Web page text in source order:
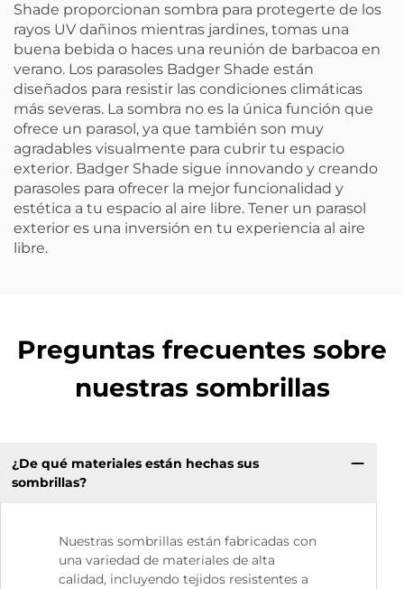
Shade proporcionan sombra para protegerte de los
rayos UV dañinos mientras jardines, tomas una
buena bebida o haces una reunión de barbacoa en
verano. Los parasoles Badger Shade están
diseñados para resistir las condiciones climáticas
más severas. La sombra no es la única función que
ofrece un parasol, ya que también son muy
agradables visualmente para cubrir tu espacio
exterior. Badger Shade sigue innovando y creando
parasoles para ofrecer la mejor funcionalidad y
estética a tu espacio al aire libre. Tener un parasol
exterior es una inversión en tu experiencia al aire
libre.
Preguntas frecuentes sobre
nuestras sombrillas
¿De qué materiales están hechas sus
sombrillas?
Nuestras sombrillas están fabricadas con
una variedad de materiales de alta
calidad, incluyendo tejidos resistentes a